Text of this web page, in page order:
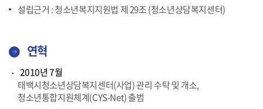
설립근거 : 청소년복지지원법 제 29조 (청소년상담복지센터)
연혁
2010년 7월
태백시청소년상담복지센터(사업) 관리 수탁 및 개소,
청소년통합지원체계(CYS-Net) 출범